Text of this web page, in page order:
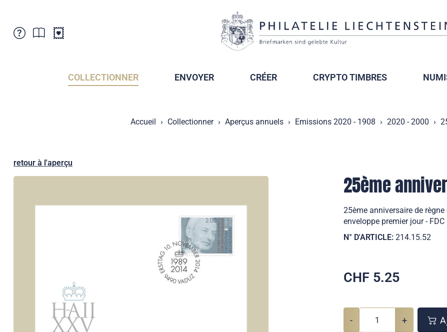
Points de vente
AbonnementCOLLECTIONNER ENVOYER CRÉER CRYPTO TIMBRES
Accueil Collectionner Aperçus annuels Emissions 2020 - 1908 2020 - 2000
retour à l'aperçu
25ème
25ème anniversaire de
enveloppe premier jour - FDC
N° D'ARTICLE: 214.15.52
CHF 5.25
- +